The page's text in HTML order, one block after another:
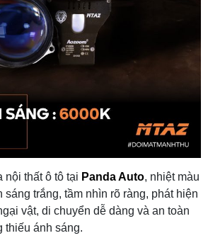
nội thất ô tô tại Panda Auto, nhiệt màu
sáng trắng, tầm nhìn rõ ràng, phát hiện
vật, di chuyển dễ dàng và an toàn
thiếu ánh sáng.